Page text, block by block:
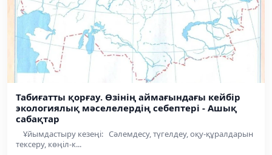
Табиғатты қорғау. Өзінің аймағындағы кейбір
экологиялық мәселелердің себептері - Ашық
сабақтар
Ұйымдастыру кезеңі: Сәлемдесу, түгелдеу, оқу-құралдарын
тексеру, көңіл-к...